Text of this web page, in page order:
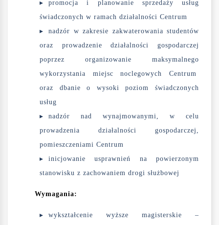
promocja i planowanie sprzedaży usług
świadczonych w ramach działalności Centrum
nadzór w zakresie zakwaterowania studentów
oraz prowadzenie działalności gospodarczej
poprzez organizowanie maksymalnego
wykorzystania miejsc noclegowych Centrum
oraz dbanie o wysoki poziom świadczonych
usług
nadzór nad wynajmowanymi, w celu
prowadzenia działalności gospodarczej,
pomieszczeniami Centrum
inicjowanie usprawnień na powierzonym
stanowisku z zachowaniem drogi służbowej
Wymagania:
wykształcenie wyższe magisterskie –